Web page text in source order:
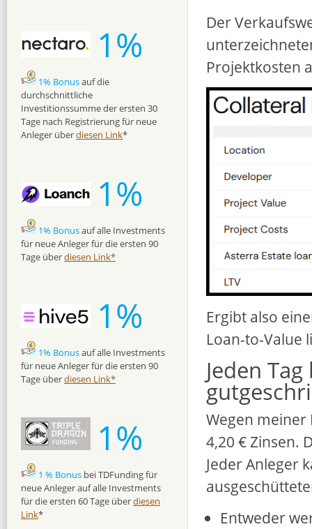
Der
Projektkosten
Ergibt also
Loan-to-Value
Jeden
Wegen meiner
4,20 € Zinsen.
Jeder Anleger
Entweder
1%
1% Bonusauf die
durchschnittliche
Investitionssumme der ersten 30
Tage nach Registrierung für neue
Anleger überdiesen Link*
1%
1% Bonusauf alle Investments
für neue Anleger für die ersten 90
Tage überdiesen Link*
1%
1% Bonusauf alle Investments
für neue Anleger für die ersten 90
Tage überdiesen Link*
1%
1 % Bonus bei TDFunding für
neue Anleger auf alle Investments
für die ersten 60 Tage überdiesen
Link*